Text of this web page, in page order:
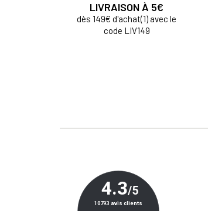
LIVRAISON À 5€
dès 149€ d'achat(1) avec le
code LIV149